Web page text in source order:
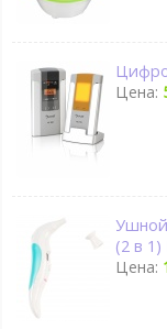
Цена:
(2 в 1)
Цена: